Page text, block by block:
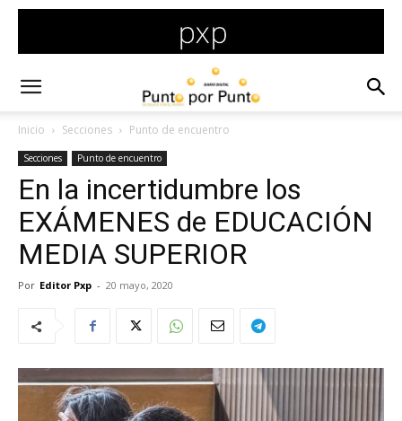
Inicio Secciones Punto de encuentro
Secciones Punto de encuentro
En la incertidumbre los
EXÁMENES de EDUCACIÓN
MEDIA SUPERIOR
Por Editor Pxp - 20 mayo, 2020